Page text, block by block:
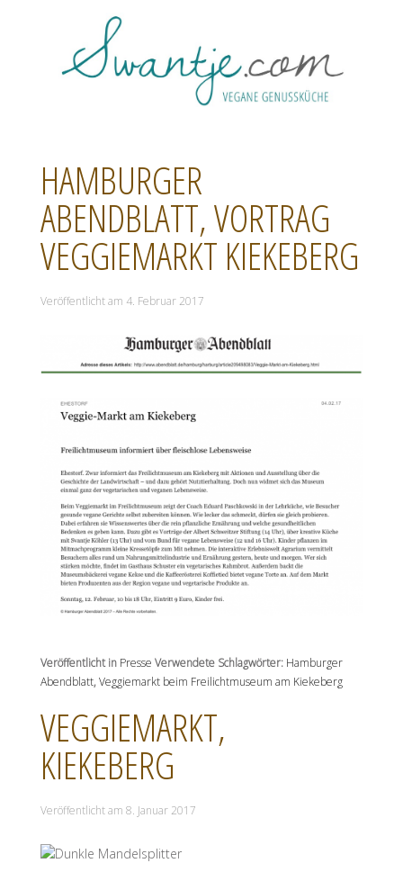
HAMBURGER
ABENDBLATT, VORTRAG
VEGGIEMARKT KIEKEBERG
Veröffentlicht am 4. Februar 2017
Veröffentlicht in Presse Verwendete Schlagwörter: Hamburger
Abendblatt,Veggiemarkt beim Freilichtmuseum am Kiekeberg
VEGGIEMARKT,
KIEKEBERG
Veröffentlicht am 8. Januar 2017